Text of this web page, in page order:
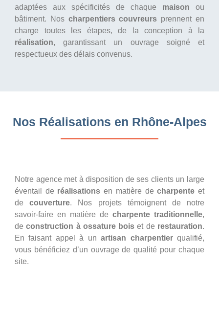
adaptées aux spécificités de chaque maison ou
bâtiment. Nos charpentiers couvreurs prennent en
charge toutes les étapes, de la conception à la
réalisation, garantissant un ouvrage soigné et
respectueux des délais convenus.
Nos Réalisations en Rhône-Alpes
Notre agence met à disposition de ses clients un large
éventail de réalisations en matière decharpente et
decouverture. Nos projets témoignent de notre
savoir-faire en matière de charpente traditionnelle,
deconstruction à ossature bois et de restauration.
En faisant appel à unartisan charpentierqualifié,
vous bénéficiez d’un ouvrage de qualité pour chaque
site.